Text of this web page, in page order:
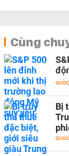
Cùng
Bị